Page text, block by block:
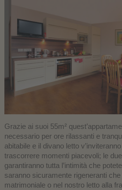
Grazie ai suoi 55m²
necessario per ore rilassanti e
abitabile e il divano letto
trascorrere momenti piacevoli; le due
garantiranno tutta l’intimità che
saranno sicuramente rigeneranti
matrimoniale o nel nostro letto alla